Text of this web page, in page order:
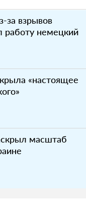
за взрывов
работу немецкий
«настоящее
масштаб